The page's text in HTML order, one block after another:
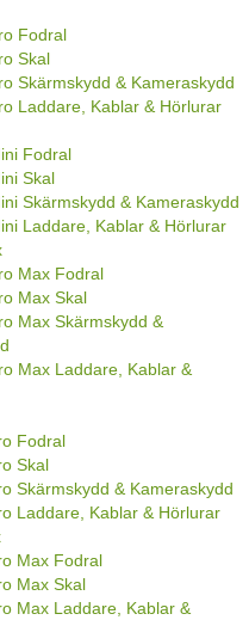
Fodral
Skal
Skärmskydd & Kameraskydd
Laddare, Kablar & Hörlurar
Fodral
Skal
Skärmskydd & Kameraskydd
Laddare, Kablar & Hörlurar
Max Fodral
Max Skal
Max Skärmskydd &
Max Laddare, Kablar &
Fodral
Skal
Skärmskydd & Kameraskydd
Laddare, Kablar & Hörlurar
Max Fodral
Max Skal
Max Laddare, Kablar &